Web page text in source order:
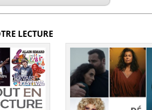
LECTURE